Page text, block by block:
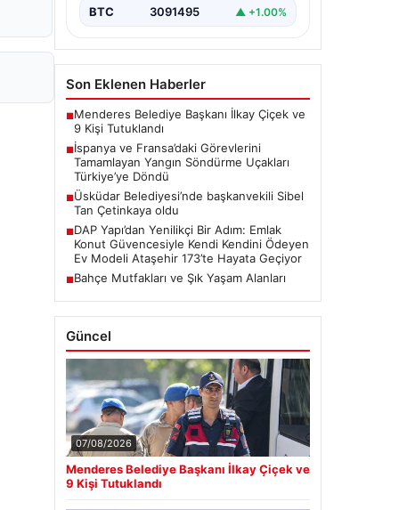
BTC 3091495 ▲ +1.00%
Son Eklenen Haberler
■Menderes Belediye Başkanı İlkay Çiçek ve
9 Kişi Tutuklandı
■İspanya ve Fransa’daki Görevlerini
Tamamlayan Yangın Söndürme Uçakları
Türkiye’ye Döndü
■Üsküdar Belediyesi’nde başkanvekili Sibel
Tan Çetinkaya oldu
■DAP Yapı’dan Yenilikçi Bir Adım: Emlak
Konut Güvencesiyle Kendi Kendini Ödeyen
Ev Modeli Ataşehir 173’te Hayata Geçiyor
■Bahçe Mutfakları ve Şık Yaşam Alanları
Güncel
07/08/2026
Menderes Belediye Başkanı İlkay Çiçek ve
9 Kişi Tutuklandı